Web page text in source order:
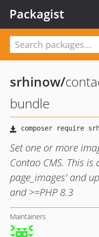
Packagist
srhinow/
bundle
Set one or more
Contao CMS. This
page_images' and
and >=PHP 8.3
Maintainers